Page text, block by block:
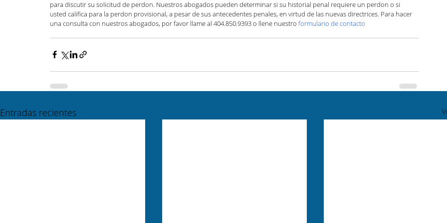
para discutir su solicitud de perdon. Nuestros abogados pueden determinar si su historial penal requiere un perdon o si
usted califica para la perdon provisional, a pesar de sus antecedentes penales, en virtud de las nuevas directrices. Para hacer
una consulta con nuestros abogados, por favor llame al 404.850.9393 o llene nuestro formulario de contacto
Entradas recientes